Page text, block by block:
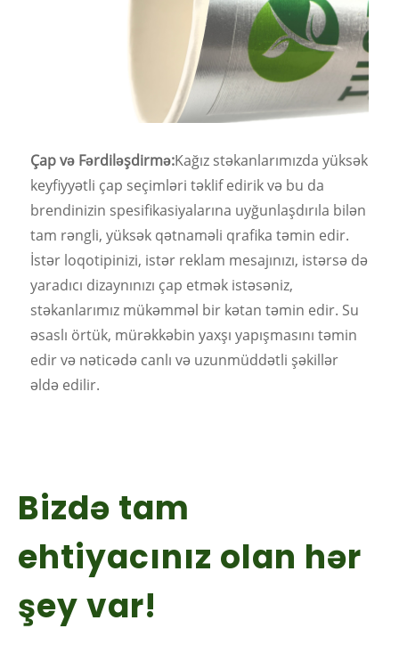
Çap və Fərdiləşdirmə:Kağız stəkanlarımızda yüksək
keyfiyyətli çap seçimləri təklif edirik və bu da
brendinizin spesifikasiyalarına uyğunlaşdırıla bilən
tam rəngli, yüksək qətnaməli qrafika təmin edir.
İstər loqotipinizi, istər reklam mesajınızı, istərsə də
yaradıcı dizaynınızı çap etmək istəsəniz,
stəkanlarımız mükəmməl bir kətan təmin edir. Su
əsaslı örtük, mürəkkəbin yaxşı yapışmasını təmin
edir və nəticədə canlı və uzunmüddətli şəkillər
əldə edilir.
Bizdə tam
ehtiyacınız olan hər
şey var!